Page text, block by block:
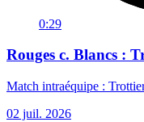
0:29
Rouges c. Blancs :
Match intraéquipe :
02 juil. 2026